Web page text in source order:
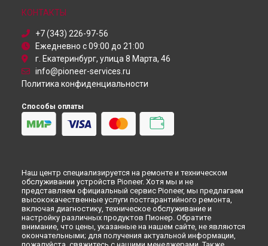
КОНТАКТЫ
+7 (343) 226-97-56
Ежедневно с 09:00 до 21:00
г. Екатеринбург, улица 8 Марта, 46
info@pioneer-services.ru
Политика конфиденциальности
Способы оплаты
Наш центр специализируется на ремонте и техническом
обслуживании устройств Pioneer. Хотя мы и не
представляем официальный сервис Pioneer, мы предлагаем
высококачественные услуги постгарантийного ремонта,
включая диагностику, техническое обслуживание и
настройку различных продуктов Пионер. Обратите
внимание, что цены, указанные на нашем сайте, не являются
окончательными; для получения актуальной информации,